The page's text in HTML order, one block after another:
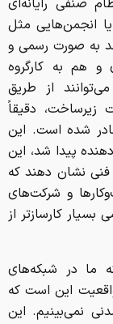
صنفی رایانه‌ای
انجمن‌هایی مثل
به صورت رسمی و
و هم به کارگروه
از طریق
زیرساخت، دقیقاً
شده است. این
پیدا شد، این
فنی نشان دهند که
و شرکت‌های
کارسازتر از
ما در شبکه‌های
این است که
نمی‌بینیم. این